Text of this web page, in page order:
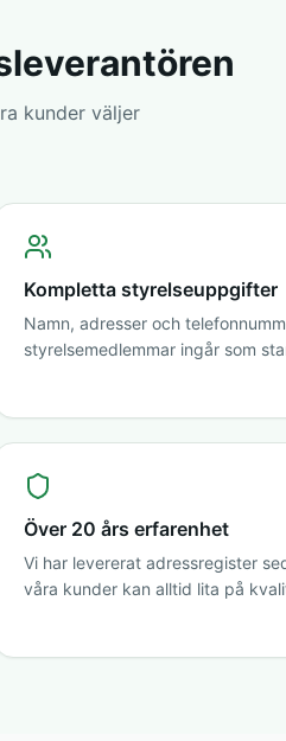
kunder väljer
Kompletta styrelseuppgifter
Namn, adresser och
styrelsemedlemmar ingår som
Över 20 års erfarenhet
Vi har levererat adressregister
våra kunder kan alltid lita på